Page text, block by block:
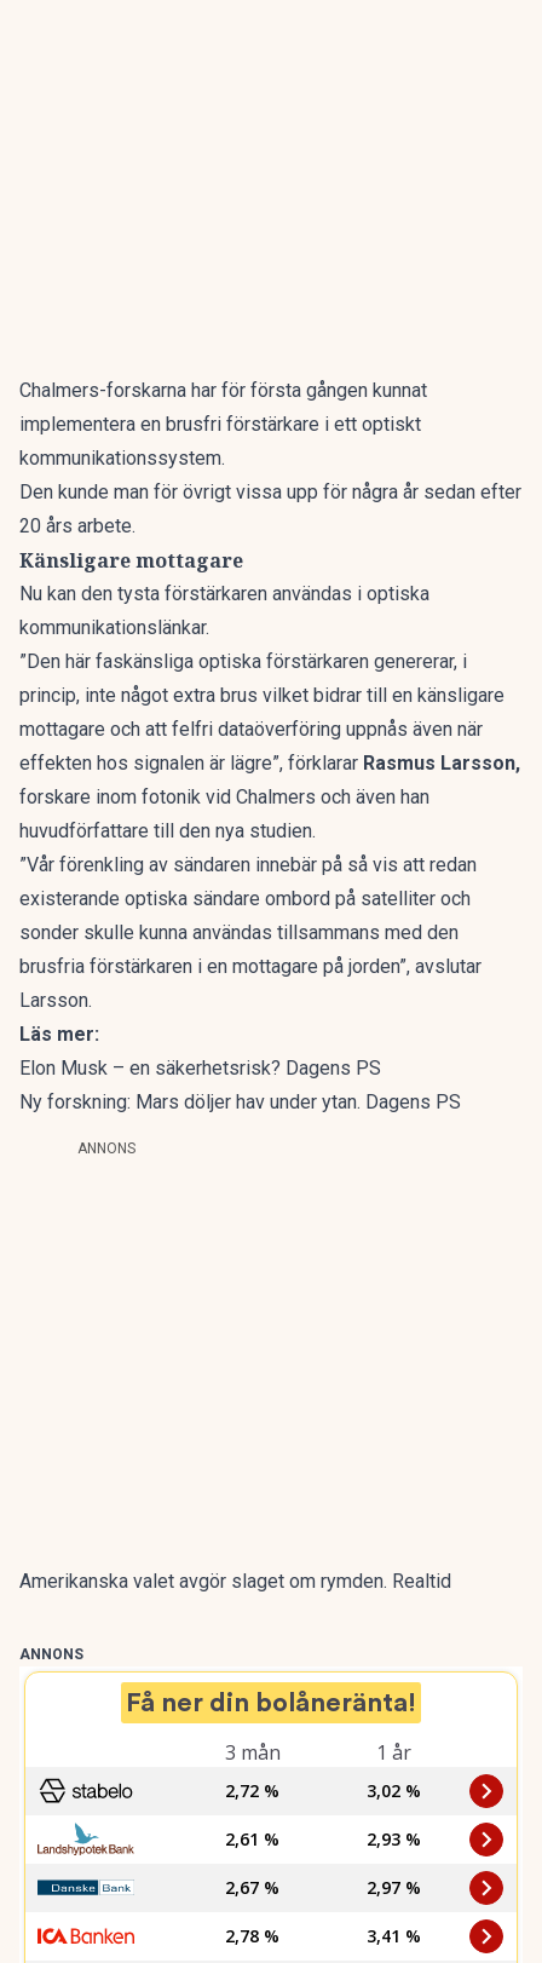
Chalmers-forskarna har för första gången kunnat
implementera en brusfri förstärkare i ett optiskt
kommunikationssystem.
Den kunde man för övrigt vissa upp för några år sedan efter
20 års arbete.
Känsligare mottagare
Nu kan den tysta förstärkaren användas i optiska
kommunikationslänkar.
”Den här faskänsliga optiska förstärkaren genererar, i
princip, inte något extra brus vilket bidrar till en känsligare
mottagare och att felfri dataöverföring uppnås även när
effekten hos signalen är lägre”, förklarar Rasmus Larsson,
forskare inom fotonik vid Chalmers och även han
huvudförfattare till den nya studien.
”Vår förenkling av sändaren innebär på så vis att redan
existerande optiska sändare ombord på satelliter och
sonder skulle kunna användas tillsammans med den
brusfria förstärkaren i en mottagare på jorden”, avslutar
Larsson.
Läs mer:
Elon Musk – en säkerhetsrisk? Dagens PS
Ny forskning: Mars döljer hav under ytan. Dagens PS
ANNONS
Amerikanska valet avgör slaget om rymden. Realtid
ANNONS